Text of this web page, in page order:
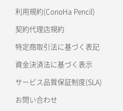
利用規約(ConoHa Pencil)
契約代理店規約
特定商取引法に基づく表記
資金決済法に基づく表示
サービス品質保証制度(SLA)
お問い合わせ